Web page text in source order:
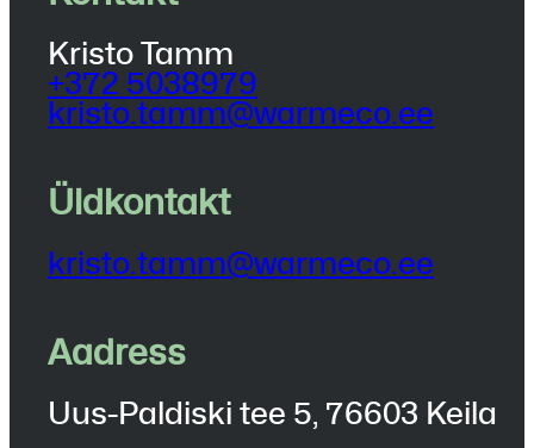
Kristo Tamm
+372 5038979
kristo.tamm@warmeco.ee
Üldkontakt
kristo.tamm@warmeco.ee
Aadress
Uus-Paldiski tee 5, 76603 Keila